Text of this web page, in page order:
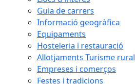
Guia de carrers
Informació geogràfica
Equipaments
Hosteleria i restauració
Allotjaments Turisme rural
Empreses i comerços
Festes i tradicions